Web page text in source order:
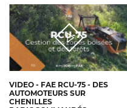
VIDEO - FAE RCU-75 - DES
AUTOMOTEURS SUR
CHENILLES